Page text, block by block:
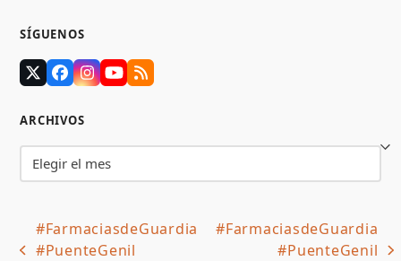
SÍGUENOS
TwitterFacebook
Instagram
YouTube
RSS
ARCHIVOS
#FarmaciasdeGuardia
#PuenteGenil
#FarmaciasdeGuardia
#PuenteGenil